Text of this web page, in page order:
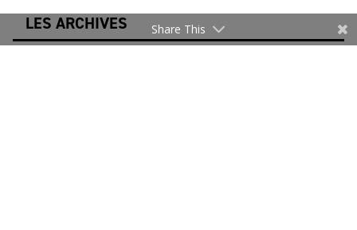
LES ARCHIVES Share This